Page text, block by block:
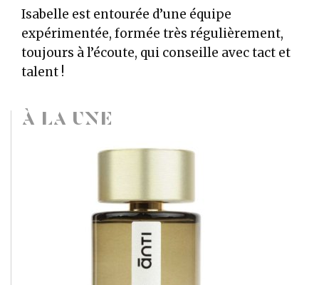
Isabelle est entourée d’une équipe
expérimentée, formée très régulièrement,
toujours à l’écoute, qui conseille avec tact et
talent !
À LA UNE